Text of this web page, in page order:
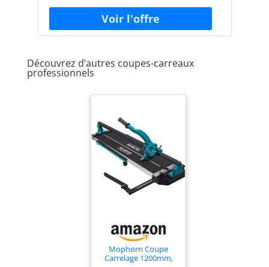
Découvrez d’autres coupes-carreaux
professionnels
Mophorn Coupe
Carrelage 1200mm,